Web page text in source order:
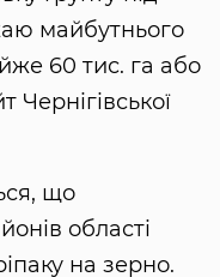
майбутнього
60 тис. га або
Чернігівської
що
області
на зерно.